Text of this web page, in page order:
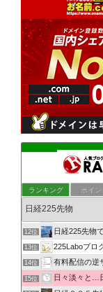
ランキング ポイン
日経225先物・夜間
9位 ぶつぶつ--河内
自由を夢みて
日経225先物シ
12位 日経225先物で資産を
13位 225Laboブログ
14位 有料配信の逆
15位 日々淡々と…日